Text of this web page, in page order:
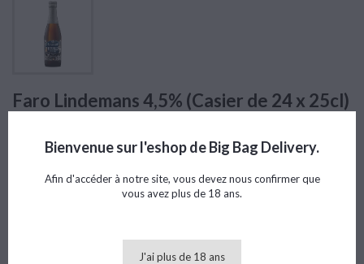
Faro Lindemans 4,5% (Casier de 24 x 25cl)
 Ajouter au panier
Bienvenue sur l'eshop de Big Bag Delivery.
Afin d'accéder à notre site, vous devez nous confirmer que
vous avez plus de 18 ans.
J'ai plus de 18 ans